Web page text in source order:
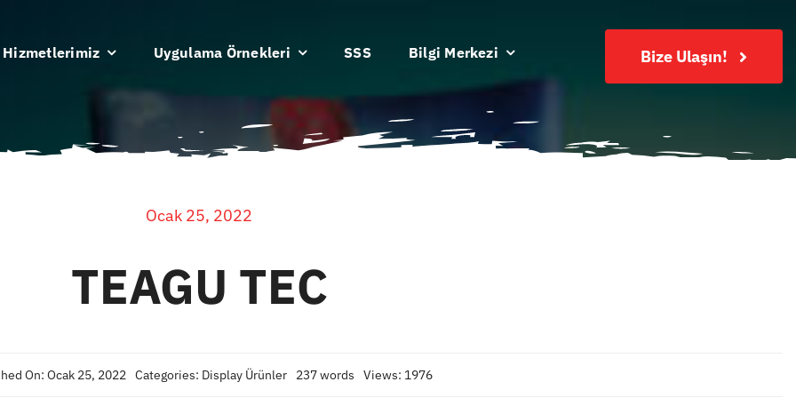
Hizmetlerimiz Uygulama Örnekleri SSS Bilgi Merkezi Bize Ulaşın!
Ocak 25, 2022
TEAGU TEC
On: Ocak 25, 2022 Categories: Display Ürünler 237 words Views: 1976